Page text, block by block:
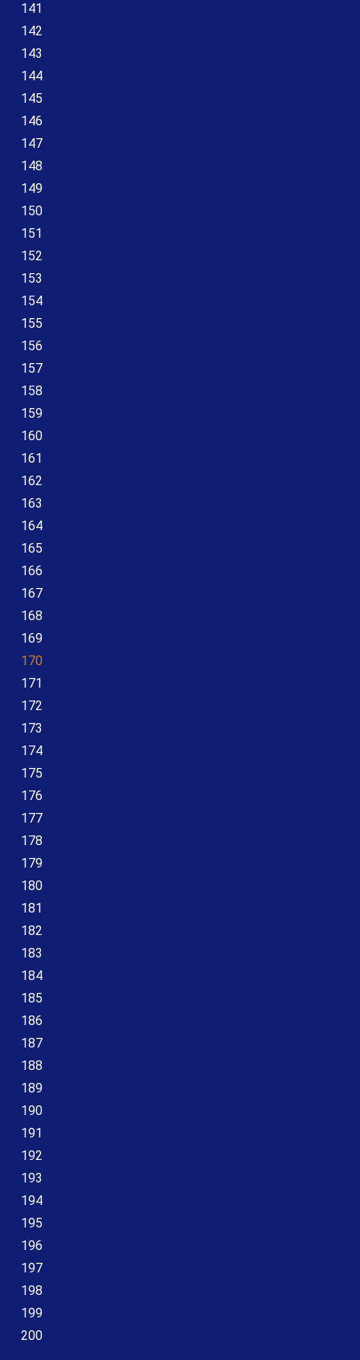
141
142
143
144
145
146
147
148
149
150
151
152
153
154
155
156
157
158
159
160
161
162
163
164
165
166
167
168
169
170
171
172
173
174
175
176
177
178
179
180
181
182
183
184
185
186
187
188
189
190
191
192
193
194
195
196
197
198
199
200